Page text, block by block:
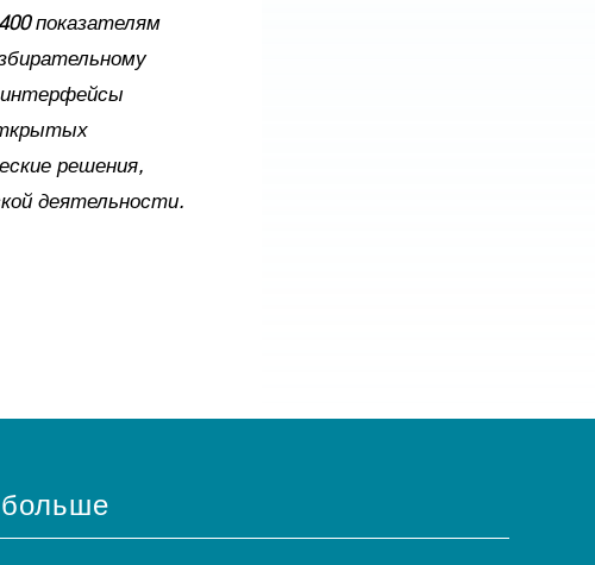
показателям
интерфейсы
решения,
деятельности.
больше